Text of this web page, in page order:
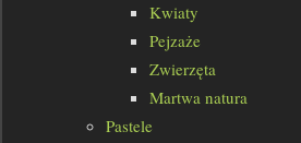
Kwiaty
Pejzaże
Zwierzęta
Martwa natura
Pastele